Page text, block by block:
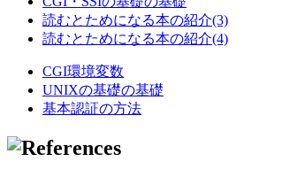
読むとためになる本の紹介(3)
読むとためになる本の紹介(4)
CGI環境変数
UNIXの基礎の基礎
基本認証の方法